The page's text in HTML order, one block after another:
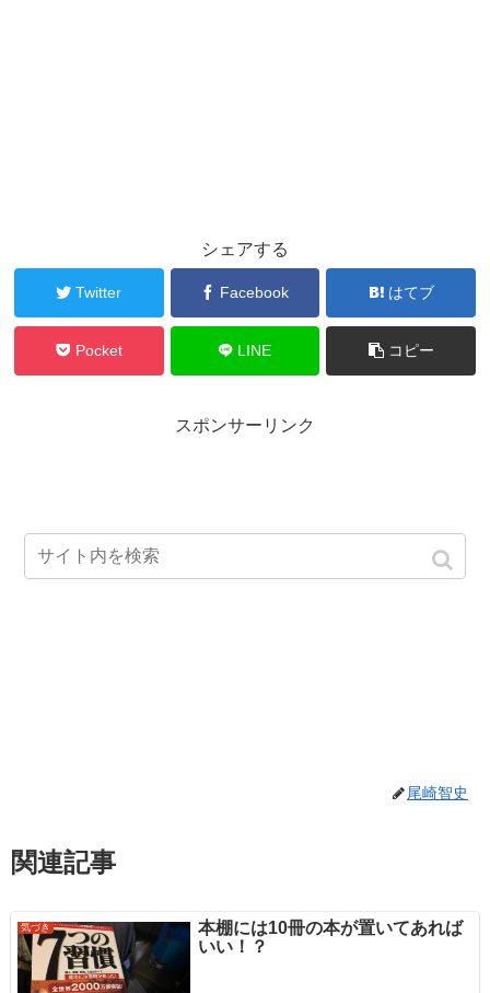
シェアする
Twitter Facebook はてブ
Pocket LINE コピー
スポンサーリンク
尾崎智史
関連記事
気づき
本棚には10冊の本が置いてあれば
いい！？